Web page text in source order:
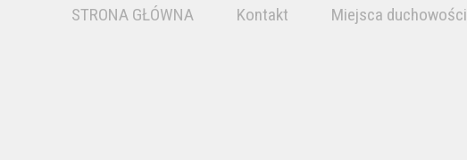
STRONA GŁÓWNA Kontakt Miejsca duchowości